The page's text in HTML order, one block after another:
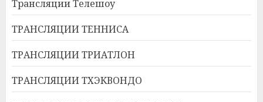
Трансляции Телешоу
ТРАНСЛЯЦИИ ТЕННИСА
ТРАНСЛЯЦИИ ТРИАТЛОН
ТРАНСЛЯЦИИ ТХЭКВОНДО